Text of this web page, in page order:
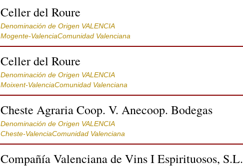
Celler del Roure
Denominación de Origen VALENCIA
Mogente-ValenciaComunidad Valenciana
Celler del Roure
Denominación de Origen VALENCIA
Moixent-ValenciaComunidad Valenciana
Cheste Agraria Coop. V. Anecoop. Bodegas
Denominación de Origen VALENCIA
Cheste-ValenciaComunidad Valenciana
Compañía Valenciana de Vins I Espirituosos, S.L.